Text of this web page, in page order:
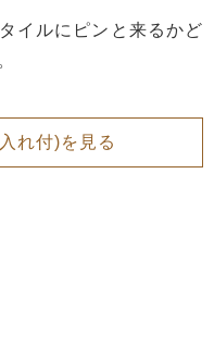
イルにピンと来るかど
れ付)を見る